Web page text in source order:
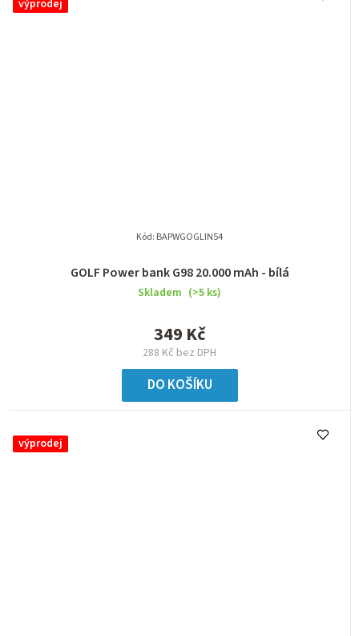
výprodej
GOLF Power bank G98 20.000 mAh - bílá
Skladem (>5 ks)
288 Kč bez DPH
349 Kč
DO KOŠÍKU
Kód: BAPWGOGLIN54
výprodej